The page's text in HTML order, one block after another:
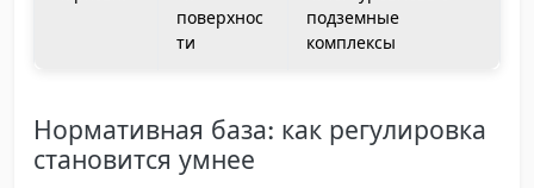
поверхнос
ти
подземные
комплексы
Нормативная база: как регулировка
становится умнее